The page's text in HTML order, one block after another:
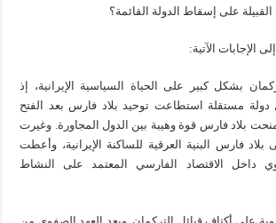
على إسقاط الدولة القائمة؟
الآتية:
بشكل كبير على الحياة السياسية الإيرانية، إذ
مستقلة استطاعت توحيد بلاد فارس بعد الفتح
ومنحت بلاد فارس قوة وهيبة بين الدول المجاورة. وغيرت
فارس البنية العرقية للساكنة الإيرانية، وأعطت
داخل الاقتصاد الفارسي المعتمد على النشاط